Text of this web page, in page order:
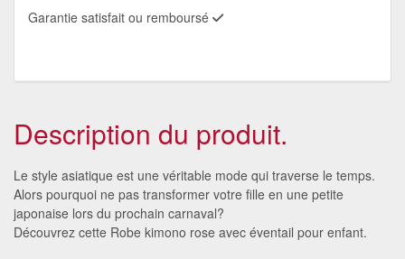
Garantie satisfait ou remboursé
Description du produit.
Le style asiatique est une véritable mode qui traverse le temps.
Alors pourquoi ne pas transformer votre fille en une petite
japonaise lors du prochain carnaval?
Découvrez cette Robe kimono rose avec éventail pour enfant.